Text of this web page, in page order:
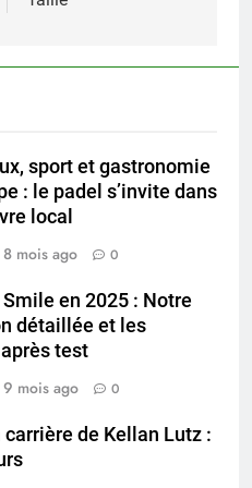
sport et gastronomie
: le padel s’invite dans
local
8 mois ago 0
en 2025 : Notre
détaillée et les
test
9 mois ago 0
de Kellan Lutz :